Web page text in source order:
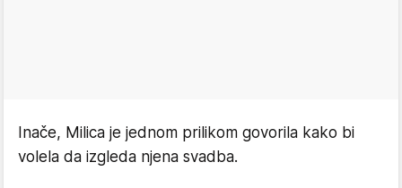
Inače, Milica je jednom prilikom govorila kako bi
volela da izgleda njena svadba.